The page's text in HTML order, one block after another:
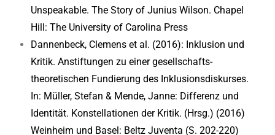
Unspeakable. The Story of Junius Wilson. Chapel
Hill: The University of Carolina Press
Dannenbeck, Clemens et al. (2016): Inklusion und
Kritik. Anstiftungen zu einer gesellschafts-
theoretischen Fundierung des Inklusionsdiskurses.
In: Müller, Stefan & Mende, Janne: Differenz und
Identität. Konstellationen der Kritik. (Hrsg.) (2016)
Weinheim und Basel: Beltz Juventa (S. 202-220)